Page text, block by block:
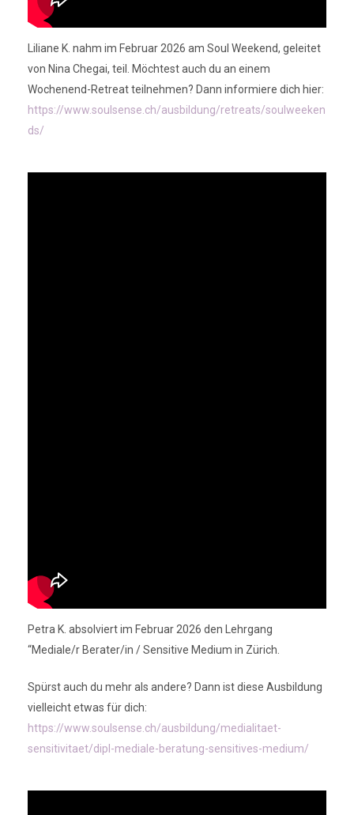
Liliane K. nahm im Februar 2026 am Soul Weekend, geleitet
von Nina Chegai, teil. Möchtest auch du an einem
Wochenend-Retreat teilnehmen? Dann informiere dich hier:
https://www.soulsense.ch/ausbildung/retreats/soulweeken
ds/
Petra K. absolviert im Februar 2026 den Lehrgang
“Mediale/r Berater/in / Sensitive Medium in Zürich.
Spürst auch du mehr als andere? Dann ist diese Ausbildung
vielleicht etwas für dich:
https://www.soulsense.ch/ausbildung/medialitaet-
sensitivitaet/dipl-mediale-beratung-sensitives-medium/